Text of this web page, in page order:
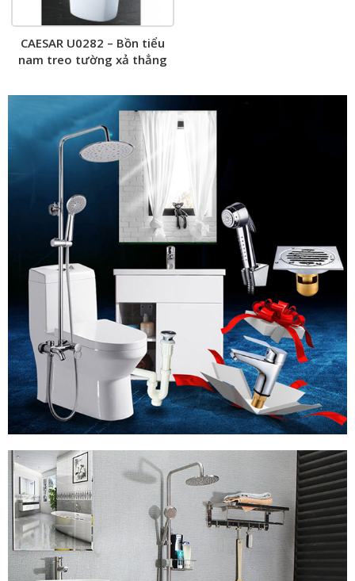
CAESAR U0282 – Bồn tiểu
nam treo tường xả thẳng